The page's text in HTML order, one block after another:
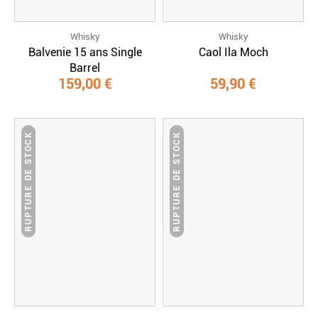
Whisky
Balvenie 15 ans Single
Barrel
159,00 €
Whisky
Caol Ila Moch
59,90 €
RUPTURE DE STOCK RUPTURE DE STOCK